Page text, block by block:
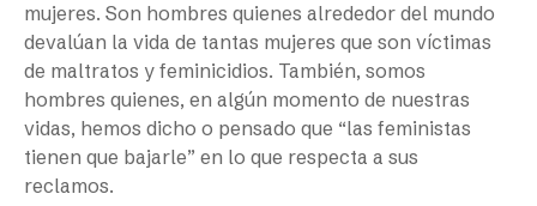
mujeres. Son hombres quienes alrededor del mundo
devalúan la vida de tantas mujeres que son víctimas
de maltratos y feminicidios. También, somos
hombres quienes, en algún momento de nuestras
vidas, hemos dicho o pensado que “las feministas
tienen que bajarle” en lo que respecta a sus
reclamos.